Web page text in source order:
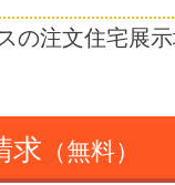
注文住宅展示
求 （無料）